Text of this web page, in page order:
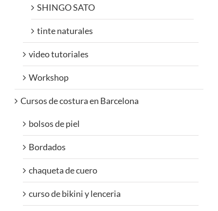
SHINGO SATO
tinte naturales
video tutoriales
Workshop
Cursos de costura en Barcelona
bolsos de piel
Bordados
chaqueta de cuero
curso de bikini y lenceria